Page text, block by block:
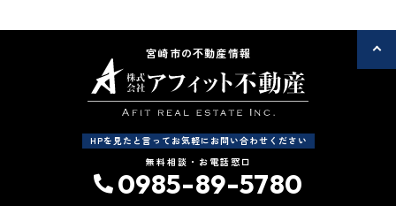
宮崎市の不動産情報
HPを見たと言ってお気軽にお問い合わせください
無料相談・お電話窓口
0985-89-5780